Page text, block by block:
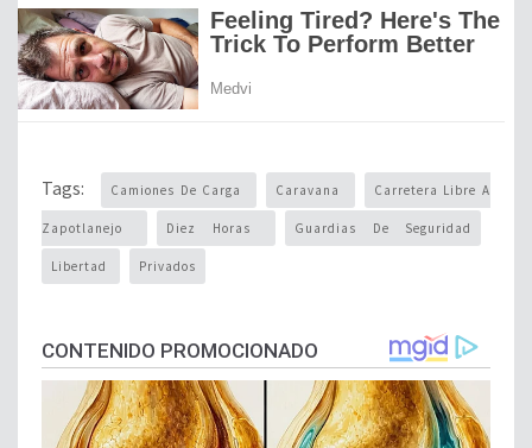
Tags: Camiones De Carga Caravana Carretera Libre A
Zapotlanejo Diez Horas Guardias De Seguridad
Libertad Privados
CONTENIDO PROMOCIONADO